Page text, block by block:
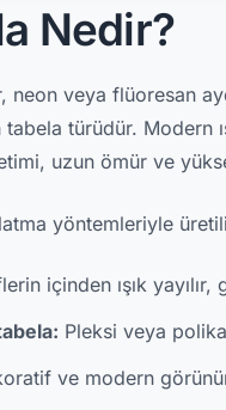
Nedir?
neon veya flüoresan
türüdür. Modern
uzun ömür ve
yöntemleriyle
içinden ışık
Pleksi veya
ve modern